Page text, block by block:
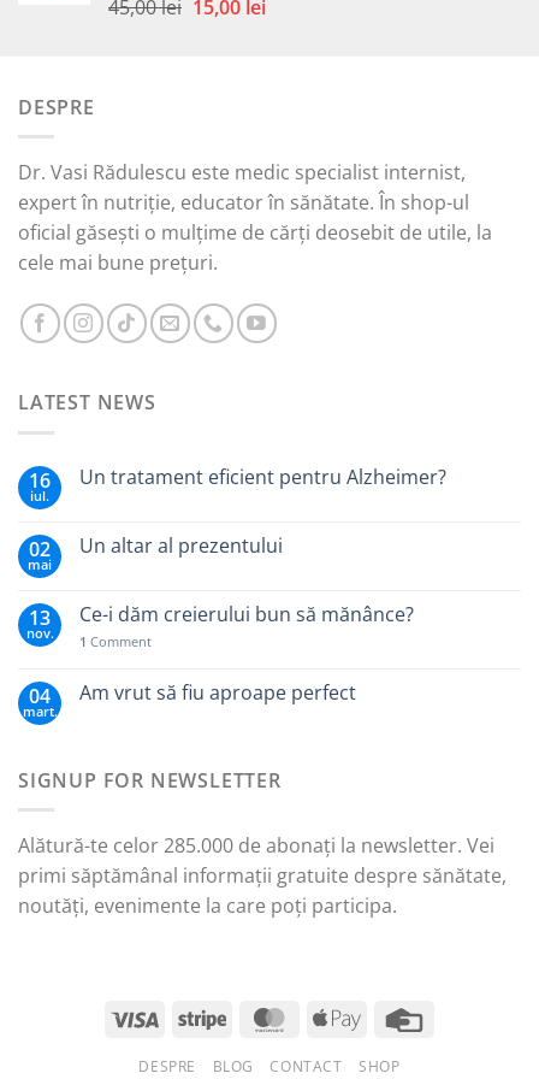
Evaluat la
45,00lei Prețul
15,00 leiPrețul
DESPRE
Dr. Vasi Rădulescu este medic specialist internist,
expert în nutriție, educator în sănătate. În shop-ul
oficial găsești o mulțime de cărți deosebit de utile, la
cele mai bune prețuri.
LATEST NEWS
16
iul.
Un tratament eficient pentru Alzheimer?
02
mai
Un altar al prezentului
13
nov.
Ce-i dăm creierului bun să mănânce?
1 Comment
04
mart.
Am vrut să fiu aproape perfect
SIGNUP FOR NEWSLETTER
Alătură-te celor 285.000 de abonați la newsletter. Vei
primi săptămânal informații gratuite despre sănătate,
noutăți, evenimente la care poți participa.
DESPRE BLOG CONTACT SHOP